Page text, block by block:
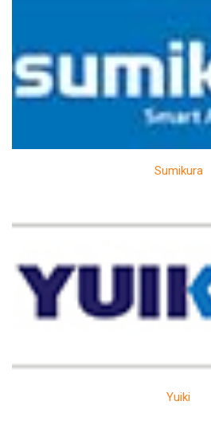
Sumikura
Yuiki